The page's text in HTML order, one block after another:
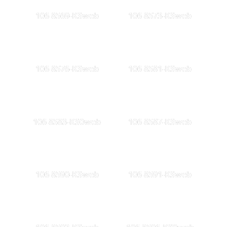
106 8569-KSweb 106 8573-KSweb
106 8576-KSweb 106 8581-KSweb
106 8583-KS0web 106 8587-KSweb
106 8590-KSweb 106 8591-KSweb